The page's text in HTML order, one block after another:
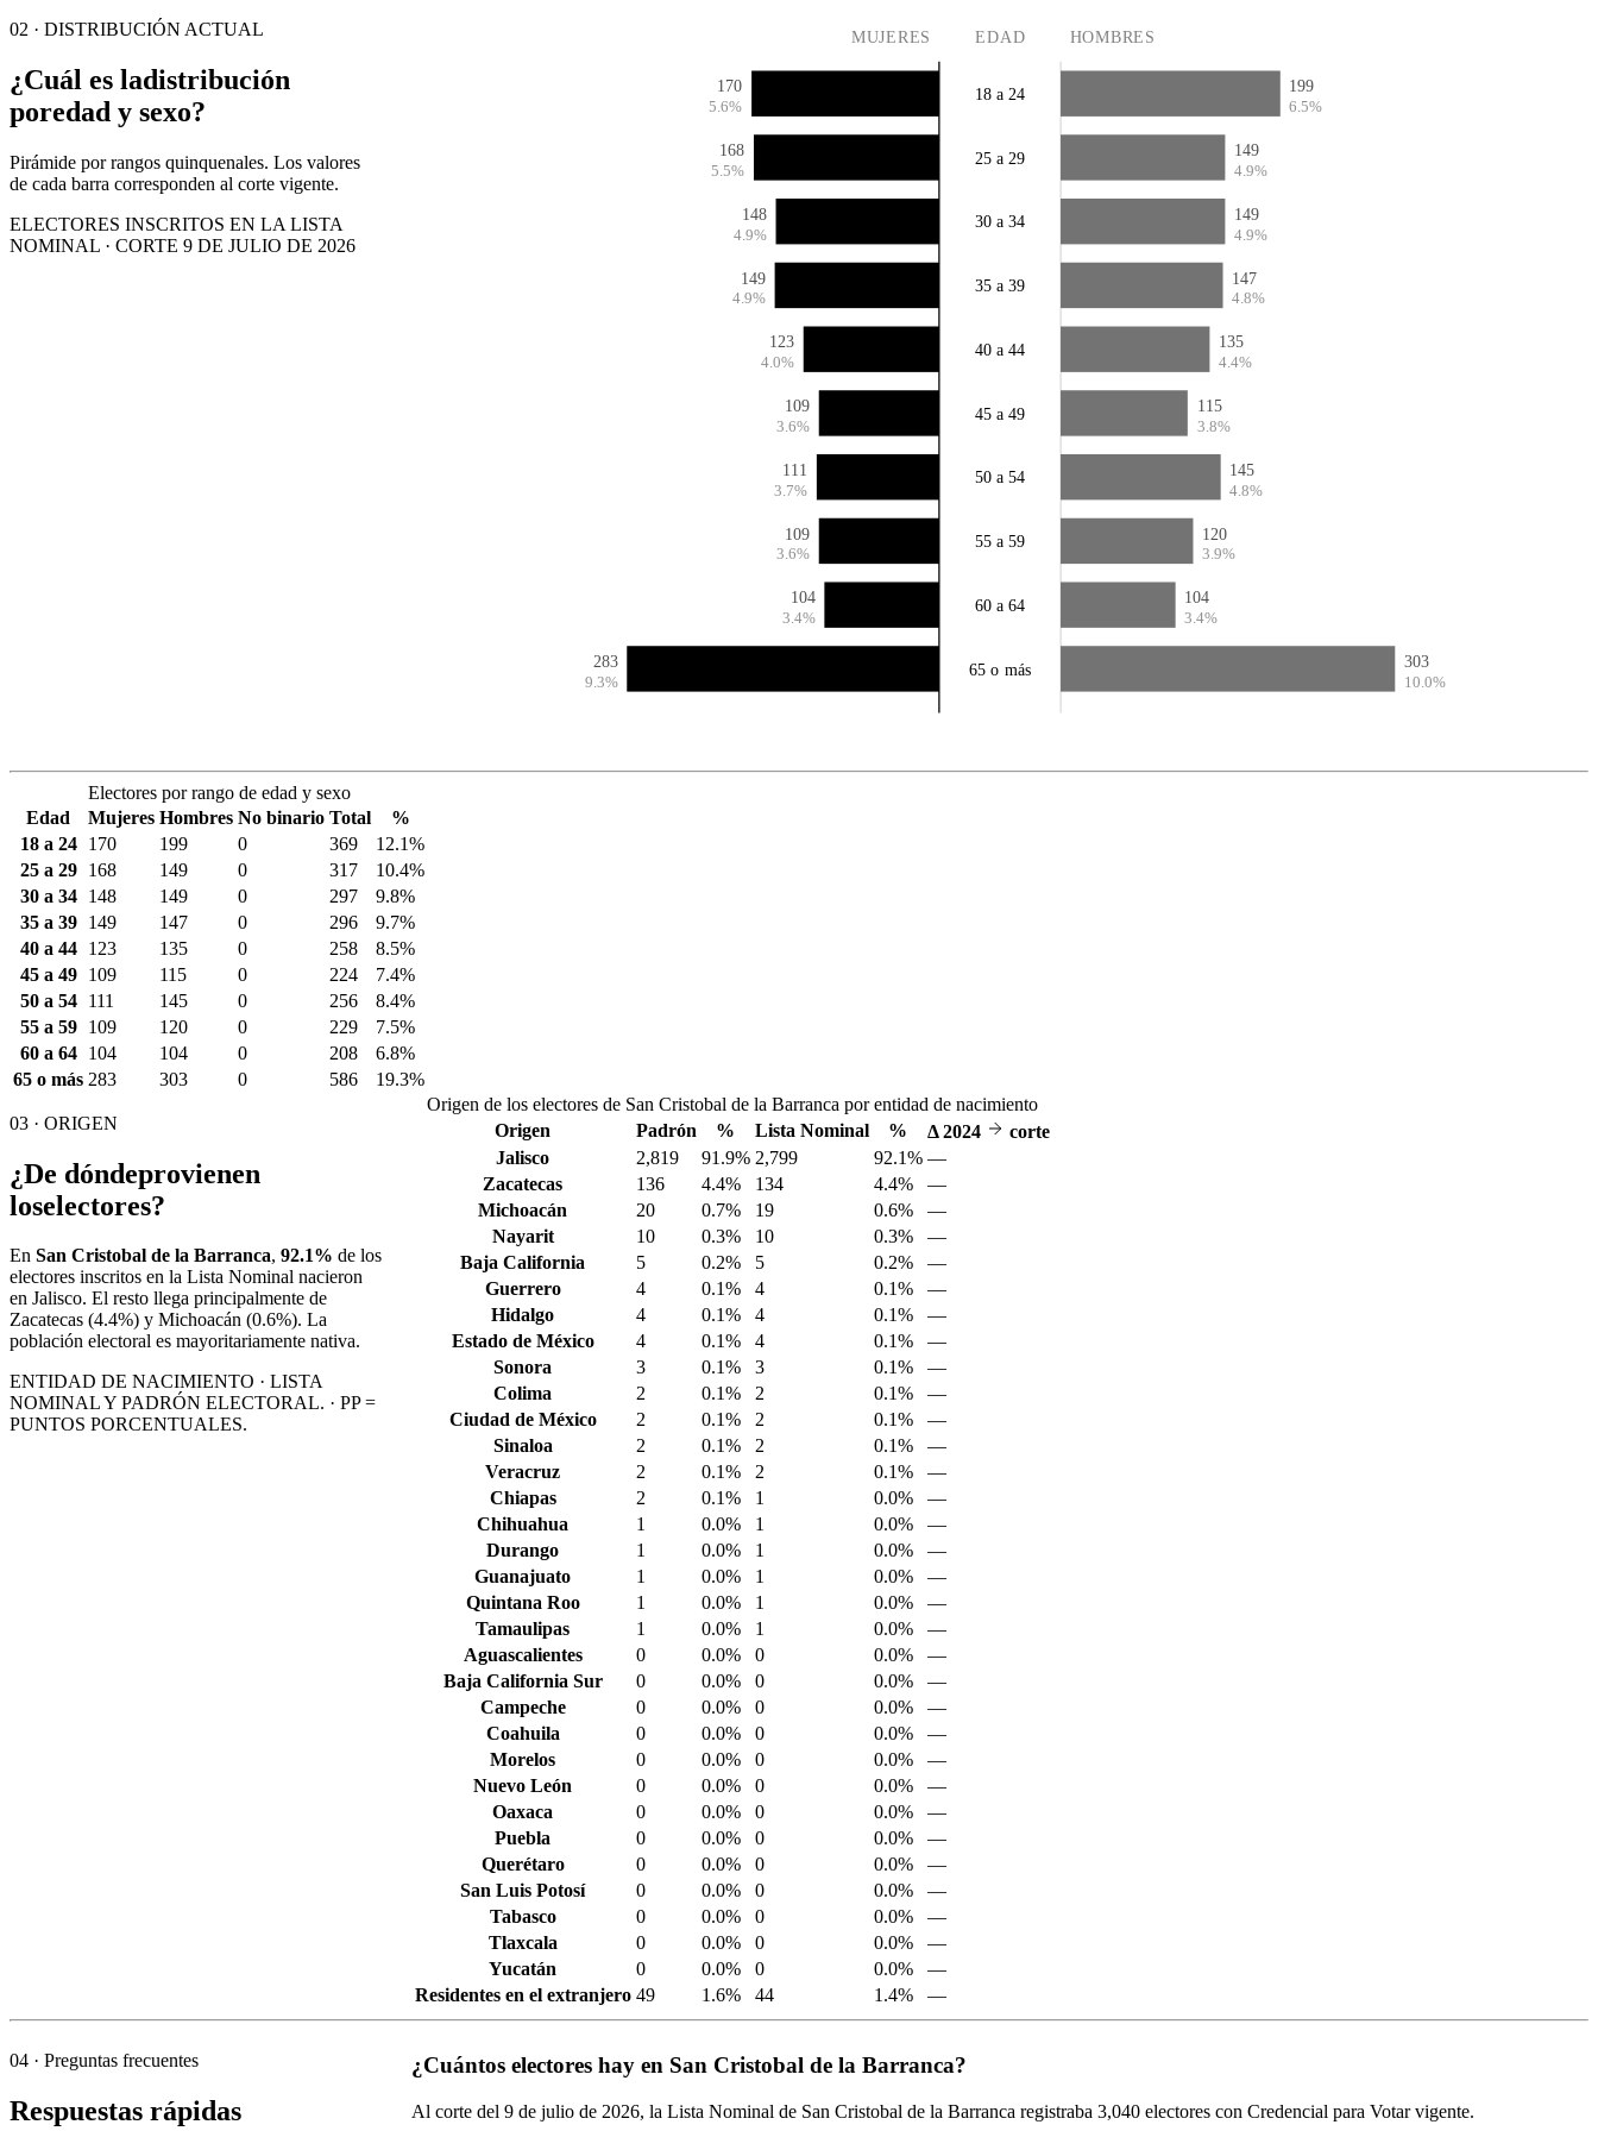
02 · DISTRIBUCIÓN ACTUAL
¿Cuál es ladistribución
poredad y sexo?
Pirámide por rangos quinquenales. Los valores
de cada barra corresponden al corte vigente.
ELECTORES INSCRITOS EN LA LISTA
NOMINAL · CORTE 9 DE JULIO DE 2026
MUJERES EDAD HOMBRES
170
5.6%
199
6.5%
18 a 24
168
5.5%
149
4.9%
25 a 29
148
4.9%
149
4.9%
30 a 34
149
4.9%
147
4.8%
35 a 39
123
4.0%
135
4.4%
40 a 44
109
3.6%
115
3.8%
45 a 49
111
3.7%
145
4.8%
50 a 54
109
3.6%
120
3.9%
55 a 59
104
3.4%
104
3.4%
60 a 64
283
9.3%
303
10.0%
65 o más
Electores por rango de edad y sexo
Edad
Mujeres Hombres No binario Total
%
18 a 24
170 199 0 369
12.1%
25 a 29
168 149 0 317
10.4%
30 a 34
148 149 0 297
9.8%
35 a 39
149 147 0 296
9.7%
40 a 44
123 135 0 258
8.5%
45 a 49
109 115 0 224
7.4%
50 a 54
111 145 0 256
8.4%
55 a 59
109 120 0 229
7.5%
60 a 64
104 104 0 208
6.8%
65 o más 283 303 0 586 19.3%
03 · ORIGEN
¿De dóndeprovienen
loselectores?
En San Cristobal de la Barranca, 92.1% de los
electores inscritos en la Lista Nominal nacieron
en Jalisco. El resto llega principalmente de
Zacatecas (4.4%) y Michoacán (0.6%). La
población electoral es mayoritariamente nativa.
ENTIDAD DE NACIMIENTO · LISTA
NOMINAL Y PADRÓN ELECTORAL. · PP =
PUNTOS PORCENTUALES.
Origen de los electores de San Cristobal de la Barranca por entidad de nacimiento
Origen
Padrón % Lista Nominal % Δ2024
corte
Jalisco
2,819 91.9% 2,799 92.1% —
Zacatecas
136 4.4% 134 4.4%
—
Michoacán
20 0.7% 19 0.6%
—
Nayarit
10 0.3% 10 0.3%
—
Baja California
5 0.2% 5 0.2%
—
Guerrero
4 0.1% 4 0.1%
—
Hidalgo
4 0.1% 4 0.1%
—
Estado de México
4 0.1% 4 0.1%
—
Sonora
3 0.1% 3 0.1%
—
Colima
2 0.1% 2 0.1%
—
Ciudad de México
2 0.1% 2 0.1%
—
Sinaloa
2 0.1% 2 0.1%
—
Veracruz
2 0.1% 2 0.1%
—
Chiapas
2 0.1% 1 0.0%
—
Chihuahua
1 0.0% 1 0.0%
—
Durango
1 0.0% 1 0.0%
—
Guanajuato
1 0.0% 1 0.0%
—
Quintana Roo
1 0.0% 1 0.0%
—
Tamaulipas
1 0.0% 1 0.0%
—
Aguascalientes
0 0.0% 0 0.0%
—
Baja California Sur
0 0.0% 0 0.0%
—
Campeche
0 0.0% 0 0.0%
—
Coahuila
0 0.0% 0 0.0%
—
Morelos
0 0.0% 0 0.0%
—
Nuevo León
0 0.0% 0 0.0%
—
Oaxaca
0 0.0% 0 0.0%
—
Puebla
0 0.0% 0 0.0%
—
Querétaro
0 0.0% 0 0.0%
—
San Luis Potosí
0 0.0% 0 0.0%
—
Tabasco
0 0.0% 0 0.0%
—
Tlaxcala
0 0.0% 0 0.0%
—
Yucatán
0 0.0% 0 0.0%
—
Residentes en el extranjero 49 1.6% 44 1.4% —
04 · Preguntas frecuentes
Respuestas rápidas
¿Cuántos electores hay en San Cristobal de la Barranca?
Al corte del 9de julio de 2026, la Lista Nominal de San Cristobal de la Barranca registraba 3,040electores con Credencial para Votar vigente.